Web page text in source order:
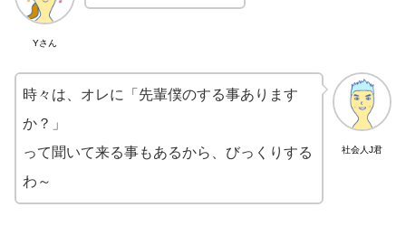
Yさん
社会人J君
時々は、オレに「先輩僕のする事あります
か？」
って聞いて来る事もあるから、びっくりする
わ～